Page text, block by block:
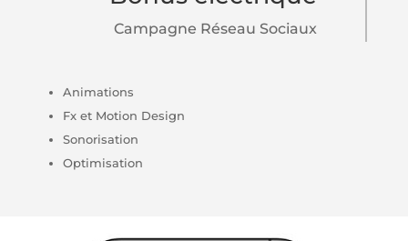
Campagne Réseau Sociaux
Animations
Fx et Motion Design
Sonorisation
Optimisation